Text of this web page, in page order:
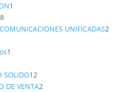
1
88
productos
UNIFICADAS22
1
SOLIDO1212
productos
DE VENTA22